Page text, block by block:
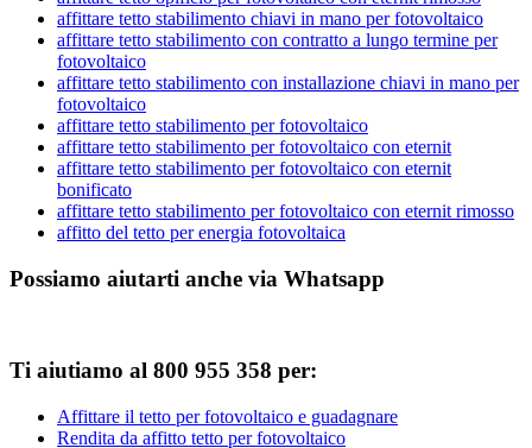
affittare tetto stabilimento chiavi in mano per fotovoltaico
affittare tetto stabilimento con contratto a lungo termine per
fotovoltaico
affittare tetto stabilimento con installazione chiavi in mano per
fotovoltaico
affittare tetto stabilimento per fotovoltaico
affittare tetto stabilimento per fotovoltaico con eternit
affittare tetto stabilimento per fotovoltaico con eternit
bonificato
affittare tetto stabilimento per fotovoltaico con eternit rimosso
affitto del tetto per energia fotovoltaica
Possiamo aiutarti anche via Whatsapp
Ti aiutiamo al 800 955 358 per:
Affittare il tetto per fotovoltaico e guadagnare
Rendita da affitto tetto per fotovoltaico